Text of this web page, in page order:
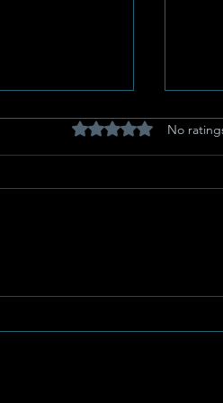
Rated 0 out of 5
No